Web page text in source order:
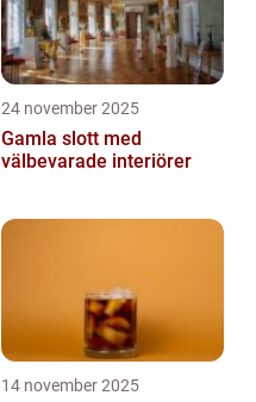
24 november 2025
Gamla slott med
välbevarade interiörer
14 november 2025